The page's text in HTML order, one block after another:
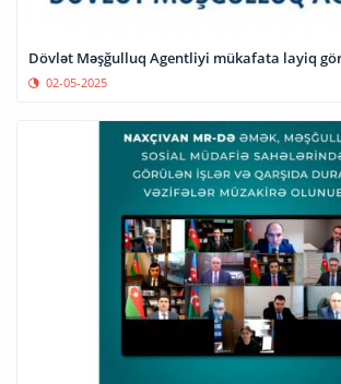
Dövlət Məşğulluq Agentliyi mükafata layiq
02-05-2025